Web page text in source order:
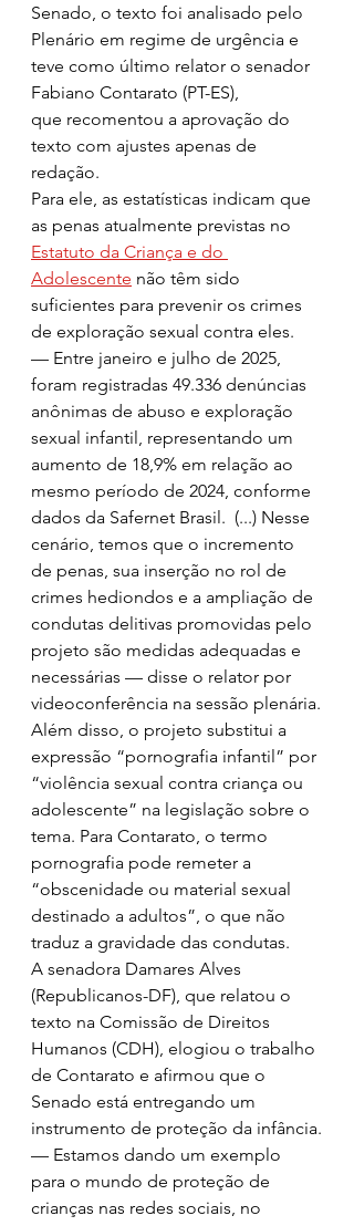
Senado, o texto foi analisado pelo
Plenário em regime de urgência e
teve como último relator o senador
Fabiano Contarato (PT-ES),
que recomentou a aprovação do
texto com ajustes apenas de
redação.
Para ele, as estatísticas indicam que
as penas atualmente previstas no
Estatuto da Criança e do
Adolescente não têm sido
suficientes para prevenir os crimes
de exploração sexual contra eles.
— Entre janeiro e julho de 2025,
foram registradas 49.336 denúncias
anônimas de abuso e exploração
sexual infantil, representando um
aumento de 18,9% em relação ao
mesmo período de 2024, conforme
dados da Safernet Brasil.  (...) Nesse
cenário, temos que o incremento
de penas, sua inserção no rol de
crimes hediondos e a ampliação de
condutas delitivas promovidas pelo
projeto são medidas adequadas e
necessárias — disse o relator por
videoconferência na sessão plenária.
Além disso, o projeto substitui a
expressão “pornografia infantil” por
“violência sexual contra criança ou
adolescente” na legislação sobre o
tema. Para Contarato, o termo
pornografia pode remeter a
“obscenidade ou material sexual
destinado a adultos”, o que não
traduz a gravidade das condutas.
A senadora Damares Alves
(Republicanos-DF), que relatou o
texto na Comissão de Direitos
Humanos (CDH), elogiou o trabalho
de Contarato e afirmou que o
Senado está entregando um
instrumento de proteção da infância.
— Estamos dando um exemplo
para o mundo de proteção de
crianças nas redes sociais, no